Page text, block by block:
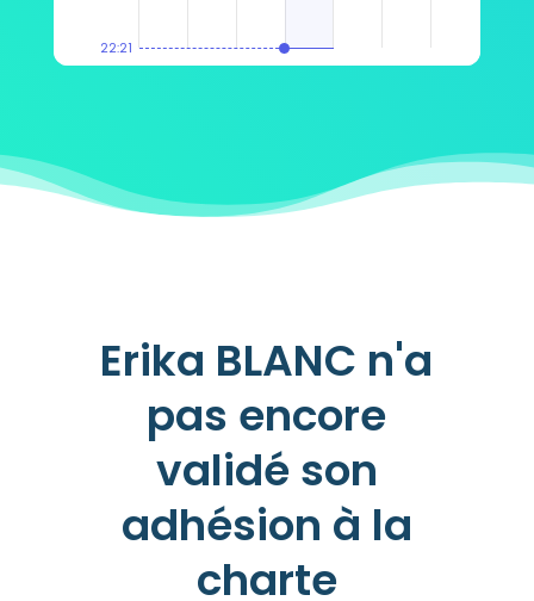
22:21
Erika BLANC n'a
pas encore
validé son
adhésion à la
charte